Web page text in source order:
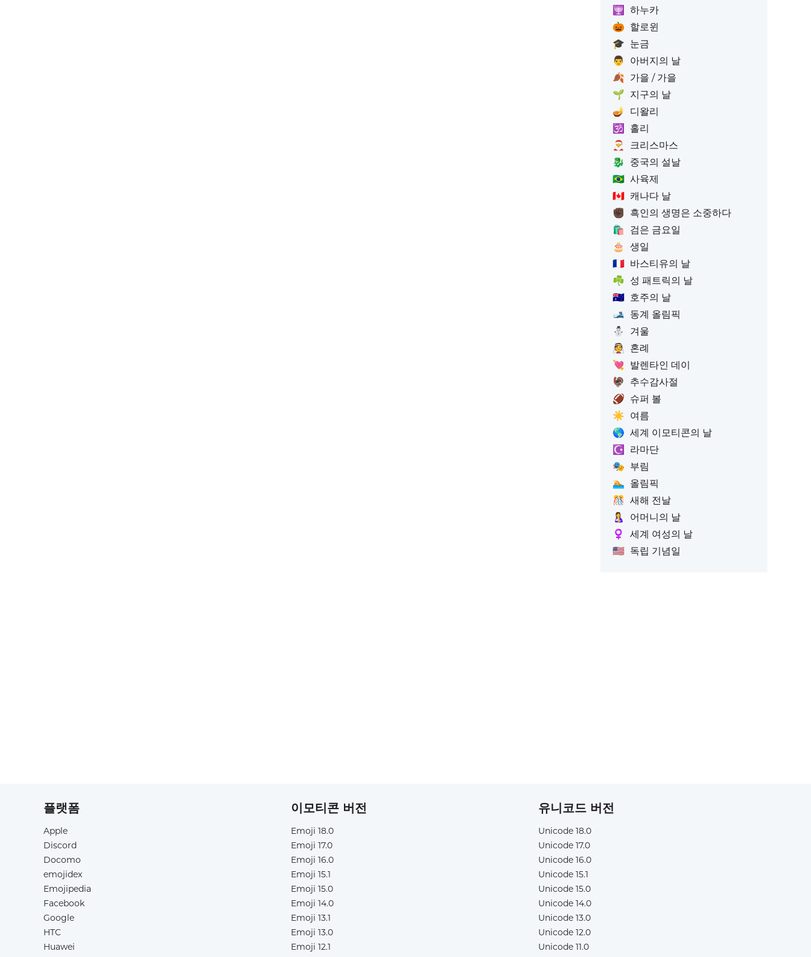
🕎
하누카
🎃 할로윈
🎓 눈금
👨
아버지의 날
🍂 가을 / 가을
🌱 지구의 날
🪔
디왈리
🕉️
홀리
🎅
크리스마스
🐉
중국의 설날
🇧🇷 사육제
🇨🇦 캐나다 날
✊🏿 흑인의 생명은 소중하다
🛍️
검은 금요일
🎂
생일
🇫🇷 바스티유의 날
☘️ 성 패트릭의 날
🇦🇺 호주의 날
🎿 동계 올림픽
⛄
겨울
👰 혼례
💘 발렌타인 데이
🦃
추수감사절
🏈 슈퍼 볼
☀️ 여름
🌎 세계 이모티콘의 날
☪️
라마단
🎭 부림
🏊 올림픽
🎊 새해 전날
🤱
어머니의 날
♀️
세계 여성의 날
🇺🇸 독립 기념일
플랫폼
Apple
Discord
Docomo
emojidex
Emojipedia
Facebook
Google
HTC
Huawei
이모티콘 버전
Emoji 18.0
Emoji 17.0
Emoji 16.0
Emoji 15.1
Emoji 15.0
Emoji 14.0
Emoji 13.1
Emoji 13.0
Emoji 12.1
유니코드 버전
Unicode 18.0
Unicode 17.0
Unicode 16.0
Unicode 15.1
Unicode 15.0
Unicode 14.0
Unicode 13.0
Unicode 12.0
Unicode 11.0